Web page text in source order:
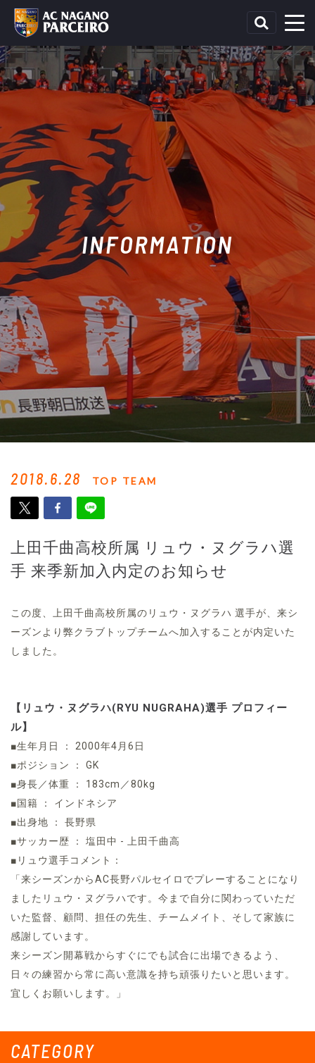
INFORMATION
CATEGORY
2018.6.28 TOP TEAM
上田千曲高校所属 リュウ・ヌグラハ選
手 来季新加入内定のお知らせ
この度、上田千曲高校所属のリュウ・ヌグラハ 選手が、来シ
ーズンより弊クラブトップチームへ加入することが内定いた
しました。
【リュウ・ヌグラハ(RYU NUGRAHA)選手 プロフィー
ル】
■生年月日 ： 2000年4月6日
■ポジション ： GK
■身長／体重 ： 183cm／80kg
■国籍 ： インドネシア
■出身地 ： 長野県
■サッカー歴 ： 塩田中 - 上田千曲高
■リュウ選手コメント：
「来シーズンからAC長野パルセイロでプレーすることになり
ましたリュウ・ヌグラハです。今まで自分に関わっていただ
いた監督、顧問、担任の先生、チームメイト、そして家族に
感謝しています。
来シーズン開幕戦からすぐにでも試合に出場できるよう、
日々の練習から常に高い意識を持ち頑張りたいと思います。
宜しくお願いします。」